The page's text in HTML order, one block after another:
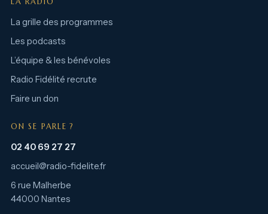
La grille des programmes
Les podcasts
L’équipe & les bénévoles
Radio Fidélité recrute
Faire un don
ON SE PARLE ?
02 40 69 27 27
accueil@radio-fidelite.fr
6 rue Malherbe
44000 Nantes